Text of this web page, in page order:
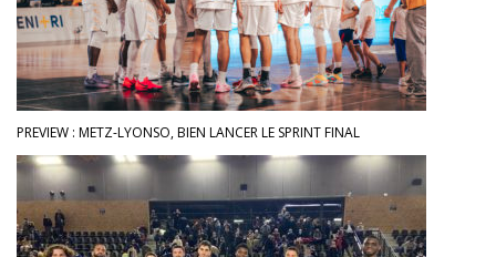
PREVIEW : METZ-LYONSO, BIEN LANCER LE SPRINT FINAL